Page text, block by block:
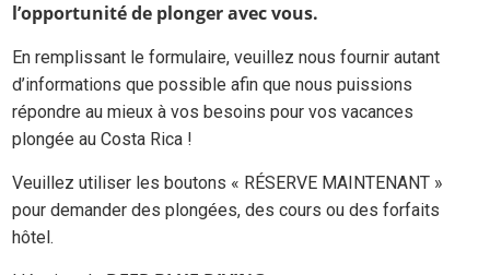
l’opportunité de plonger avec vous.
En remplissant le formulaire, veuillez nous fournir autant
d’informations que possible afin que nous puissions
répondre au mieux à vos besoins pour vos vacances
plongée au Costa Rica !
Veuillez utiliser les boutons « RÉSERVE MAINTENANT »
pour demander des plongées, des cours ou des forfaits
hôtel.